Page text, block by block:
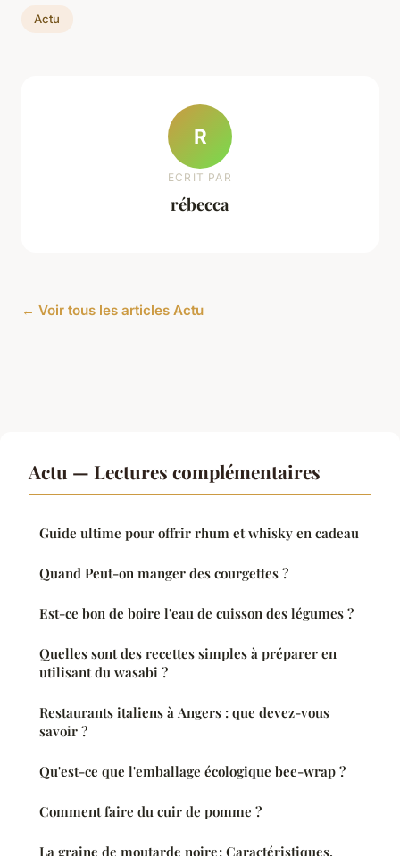
Actu
R
ECRIT PAR
rébecca
← Voir tous les articles Actu
Actu — Lectures complémentaires
Guide ultime pour offrir rhum et whisky en cadeau
Quand Peut-on manger des courgettes ?
Est-ce bon de boire l'eau de cuisson des légumes ?
Quelles sont des recettes simples à préparer en
utilisant du wasabi ?
Restaurants italiens à Angers : que devez-vous
savoir ?
Qu'est-ce que l'emballage écologique bee-wrap ?
Comment faire du cuir de pomme ?
La graine de moutarde noire : Caractéristiques,